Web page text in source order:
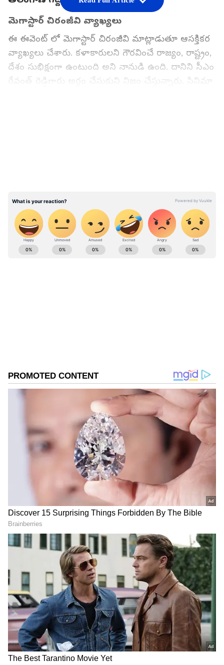
మెగాస్టార్ చిరంజీవి వ్యాఖ్యలు
ఈ ఈవెంట్ లో మెగాస్టార్ చిరంజీవి మాట్లాడుతూ ఆసక్తికర
వ్యాఖ్యలు చేశారు. కళాకారులని గౌరవించే రాజ్యం, రాష్ట్రం,
దేశం సుభిక్షంగా ఉంటుంది అని నానుడి ఉంది. దానిని సీఎం
రేవంత్ రెడ్డిగారు అర్థం చేసుకుని నిజం చేస్తున్నారు. సినిమా
ఎకానమీని పెంచే శక్తి ఉంది. ఇండియన్ సినిమా అంటే
హైదరాబాద్ గుర్తుకు రావాలి అనే విధంగా రేవంత్ రెడ్డి కృషి
చేస్తున్నారు అంటూ చిరంజీవి ప్రశంసలు కురిపించారు.
Related Articles
బ్లడ్ బ్యాంక్, ఐ బ్యాంక్ తర్వాత చిరంజీవి మరో
ఒక్కడుంటే చాలు
చిరంజీవి ఫ్లాప్ మూవీ నుంచి తప్పించుకున్న స్టార్ హీరో,
బాలకృష్ణ రిక్వస్ట్ చేస్తే ఏం చెప్పాడో తెలుసా
ABOUT THE AUTHOR
DOWNLOAD APP